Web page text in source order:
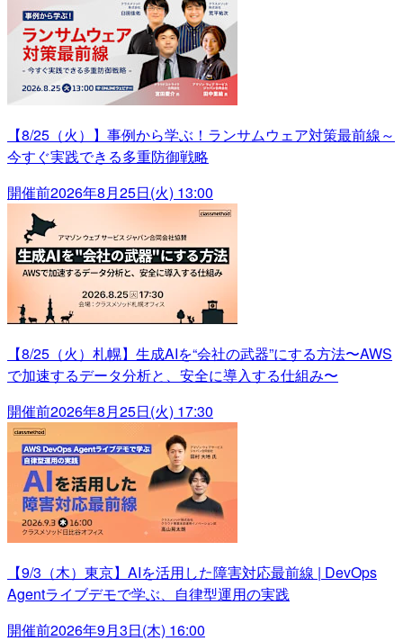
【8/25（火）】事例から学ぶ！ランサムウェア対策最前線～
今すぐ実践できる多重防御戦略
開催前2026年8月25日(火) 13:00
【8/25（火）札幌】生成AIを“会社の武器”にする方法〜AWS
で加速するデータ分析と、安全に導入する仕組み〜
開催前2026年8月25日(火) 17:30
【9/3（木）東京】AIを活用した障害対応最前線 | DevOps
Agentライブデモで学ぶ、自律型運用の実践
開催前2026年9月3日(木) 16:00